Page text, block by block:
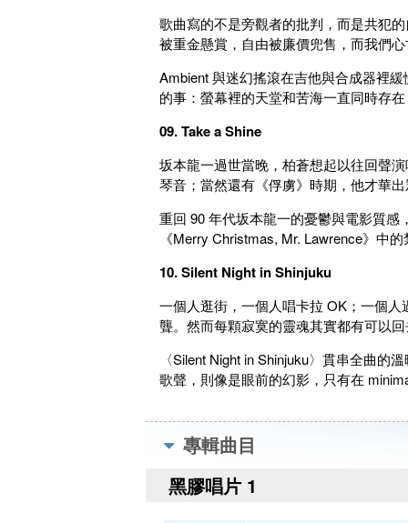
歌曲寫的不是旁觀者的批判，而是共犯
被重金懸賞，自由被廉價兜售，而我們
Ambient 與迷幻搖滾在吉他與合成器裡
的事：螢幕裡的天堂和苦海一直同時存
09. Take a Shine
坂本龍一過世當晚，柏蒼想起以往回聲
琴音；當然還有《俘虜》時期，他才華
重回 90 年代坂本龍一的憂鬱與電影質
《Merry Christmas, Mr. Lawrence》中
10. Silent Night in Shinjuku
一個人逛街，一個人唱卡拉 OK；一個
聾。然而每顆寂寞的靈魂其實都有可以
〈Silent Night in Shinjuku〉貫串全曲
歌聲，則像是眼前的幻影，只有在
專輯曲目
黑膠唱片 1